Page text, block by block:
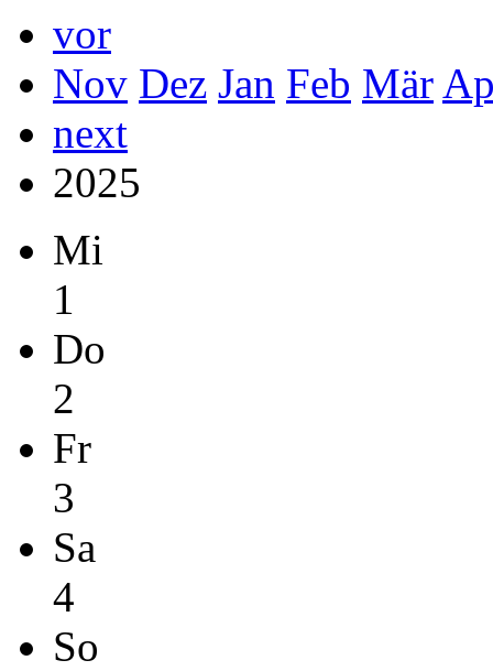
vor
Nov Dez Jan Feb Mär
next
2025
Mi
1
Do
2
Fr
3
Sa
4
So